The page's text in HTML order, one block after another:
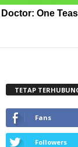
Doctor: One
TETAP
Fans
Followers